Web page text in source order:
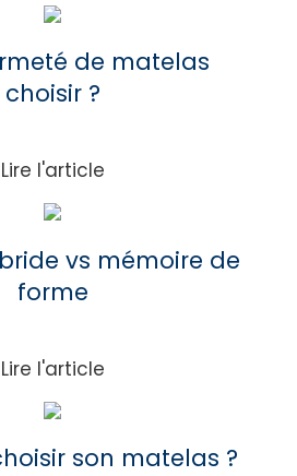
de matelas
choisir ?
Lire l'article
Lire
l'article
vs mémoire de
forme
Lire l'article
Lire
son matelas ?
Lire
article